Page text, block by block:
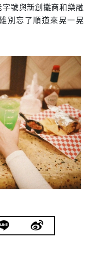
號與新創攤商和樂融
別忘了順道來晃一晃